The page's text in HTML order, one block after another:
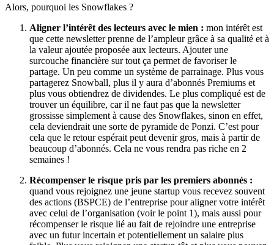
Alors, pourquoi les Snowflakes ?
Aligner l’intérêt des lecteurs avec le mien : mon intérêt est
que cette newsletter prenne de l’ampleur grâce à sa qualité et à
la valeur ajoutée proposée aux lecteurs. Ajouter une
surcouche financière sur tout ça permet de favoriser le
partage. Un peu comme un système de parrainage. Plus vous
partagerez Snowball, plus il y aura d’abonnés Premiums et
plus vous obtiendrez de dividendes. Le plus compliqué est de
trouver un équilibre, car il ne faut pas que la newsletter
grossisse simplement à cause des Snowflakes, sinon en effet,
cela deviendrait une sorte de pyramide de Ponzi. C’est pour
cela que le retour espérait peut devenir gros, mais à partir de
beaucoup d’abonnés. Cela ne vous rendra pas riche en 2
semaines !
Récompenser le risque pris par les premiers abonnés :
quand vous rejoignez une jeune startup vous recevez souvent
des actions (BSPCE) de l’entreprise pour aligner votre intérêt
avec celui de l’organisation (voir le point 1), mais aussi pour
récompenser le risque lié au fait de rejoindre une entreprise
avec un futur incertain et potentiellement un salaire plus